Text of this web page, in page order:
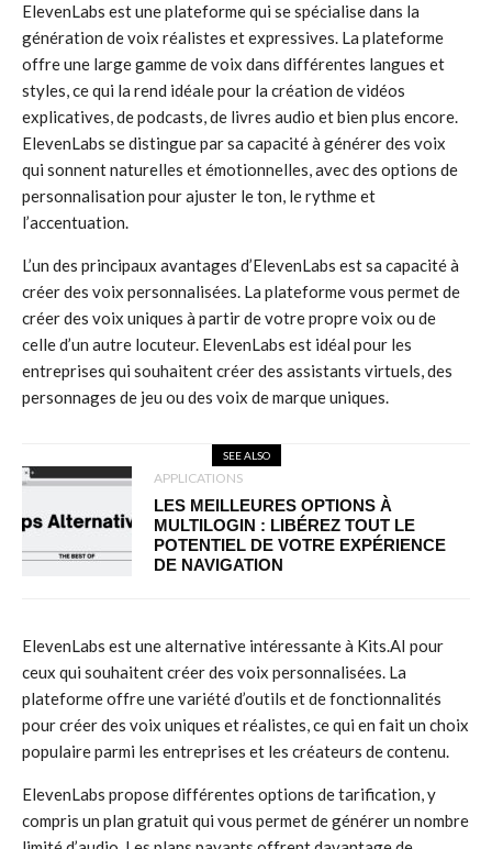
ElevenLabs est une plateforme qui se spécialise dans la
génération de voix réalistes et expressives. La plateforme
offre une large gamme de voix dans différentes langues et
styles, ce qui la rend idéale pour la création de vidéos
explicatives, de podcasts, de livres audio et bien plus encore.
ElevenLabs se distingue par sa capacité à générer des voix
qui sonnent naturelles et émotionnelles, avec des options de
personnalisation pour ajuster le ton, le rythme et
l’accentuation.
L’un des principaux avantages d’ElevenLabs est sa capacité à
créer des voix personnalisées. La plateforme vous permet de
créer des voix uniques à partir de votre propre voix ou de
celle d’un autre locuteur. ElevenLabs est idéal pour les
entreprises qui souhaitent créer des assistants virtuels, des
personnages de jeu ou des voix de marque uniques.
SEE ALSO
APPLICATIONS
LES MEILLEURES OPTIONS À
MULTILOGIN : LIBÉREZ TOUT LE
POTENTIEL DE VOTRE EXPÉRIENCE
DE NAVIGATION
ElevenLabs est une alternative intéressante à Kits.AI pour
ceux qui souhaitent créer des voix personnalisées. La
plateforme offre une variété d’outils et de fonctionnalités
pour créer des voix uniques et réalistes, ce qui en fait un choix
populaire parmi les entreprises et les créateurs de contenu.
ElevenLabs propose différentes options de tarification, y
compris un plan gratuit qui vous permet de générer un nombre